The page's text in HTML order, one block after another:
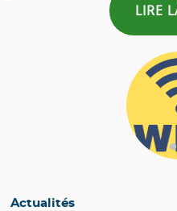
LIRE LA SUITE
Actualités